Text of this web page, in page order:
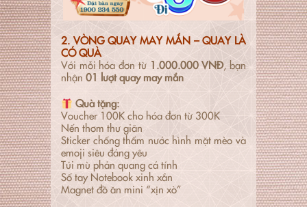
2. VÒNG QUAY MAY MẮN – QUAY LÀ
CÓ QUÀ
Với mỗi hóa đơn từ 1.000.000 VNĐ, bạn
nhận 01 lượt quay may mắn
Quà tặng:
Voucher 100K cho hóa đơn từ 300K
Nến thơm thư giãn
Sticker chống thấm nước hình mặt mèo và
emoji siêu đáng yêu
Túi mù phản quang cá tính
Sổ tay Notebook xinh xắn
Magnet đồ ăn mini “xịn xò”